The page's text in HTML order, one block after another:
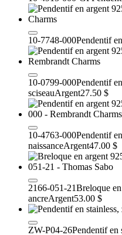
10-7748-000Pendentif
10-0799-000Pendentif
sciseauArgent27.50 $
10-4763-000Pendentif
naissanceArgent47.00 $
2166-051-21Breloque
ancreArgent53.00 $
ZW-P04-26Pendentif en